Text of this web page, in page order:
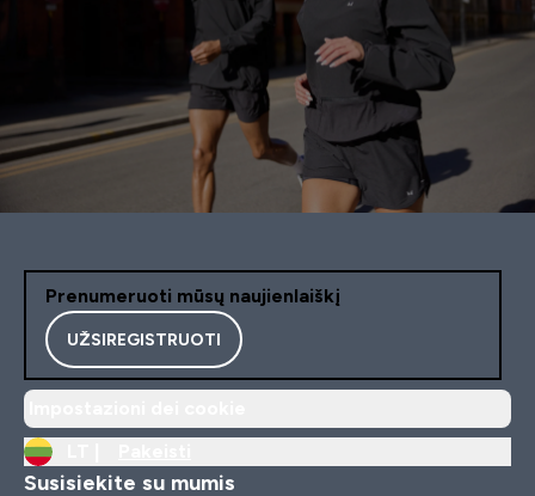
Prenumeruoti mūsų naujienlaiškį
UŽSIREGISTRUOTI
Susisiekite su mumis